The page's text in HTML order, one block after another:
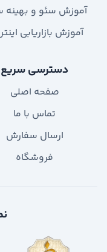
آموزش سئو و بهینه
آموزش بازاریابی
دسترسی سریع
صفحه اصلی
تماس با ما
ارسال سفارش
فروشگاه